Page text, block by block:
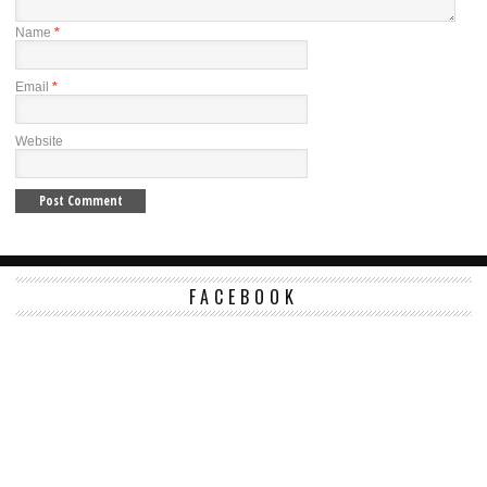
Name *
Email *
Website
FACEBOOK